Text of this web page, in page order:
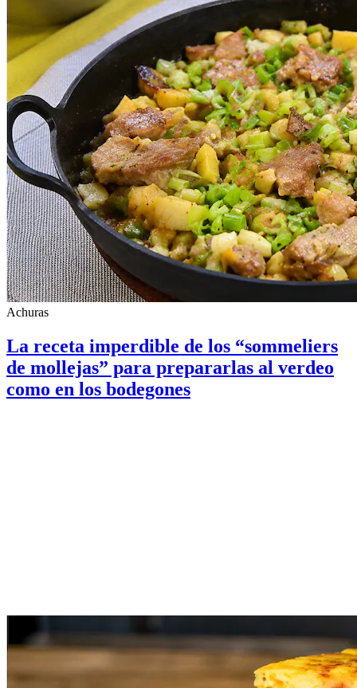
Achuras
La receta imperdible de los “sommeliers
de mollejas” para prepararlas al verdeo
como en los bodegones